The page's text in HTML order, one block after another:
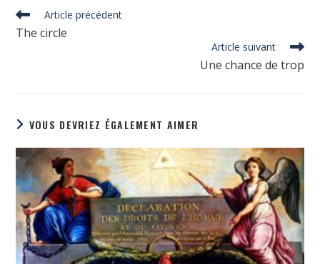
Read
more
articles
Article précédent
The circle
Article suivant
Une chance de trop
VOUS DEVRIEZ ÉGALEMENT AIMER